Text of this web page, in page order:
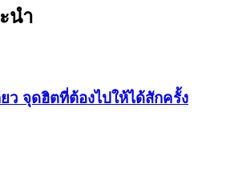
นำ
ว จุดฮิตที่ต้องไปให้ได้สักครั้ง